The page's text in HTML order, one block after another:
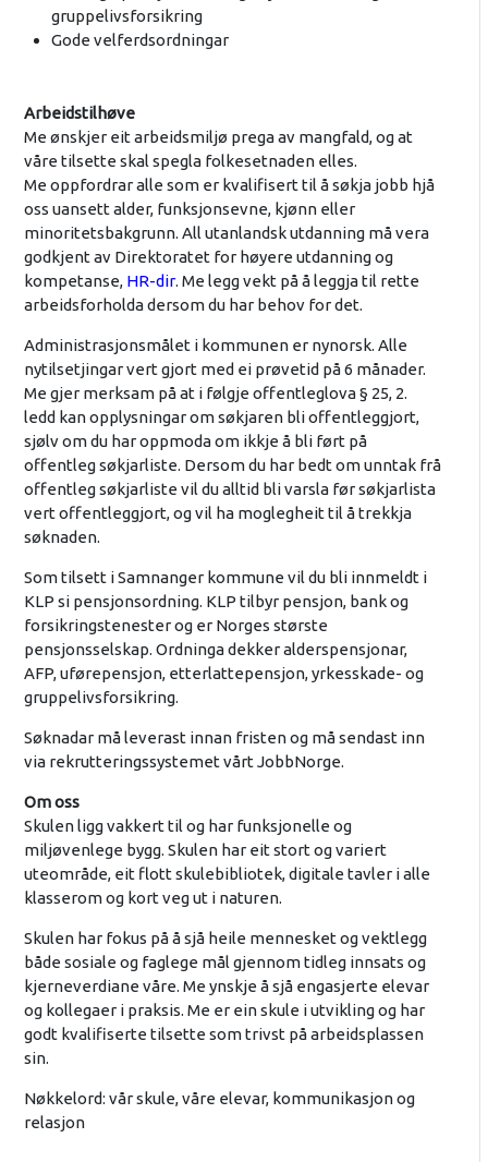
gruppelivsforsikring
Gode velferdsordningar
Arbeidstilhøve
Me ønskjer eit arbeidsmiljø prega av mangfald, og at
våre tilsette skal spegla folkesetnaden elles.
Me oppfordrar alle som er kvalifisert til å søkja jobb hjå
oss uansett alder, funksjonsevne, kjønn eller
minoritetsbakgrunn. All utanlandsk utdanning må vera
godkjent av Direktoratet for høyere utdanning og
kompetanse, HR-dir. Me legg vekt på å leggja til rette
arbeidsforholda dersom du har behov for det.
Administrasjonsmålet i kommunen er nynorsk. Alle
nytilsetjingar vert gjort med ei prøvetid på 6 månader.
Me gjer merksam på at i følgje offentleglova § 25, 2.
ledd kan opplysningar om søkjaren bli offentleggjort,
sjølv om du har oppmoda om ikkje å bli ført på
offentleg søkjarliste. Dersom du har bedt om unntak frå
offentleg søkjarliste vil du alltid bli varsla før søkjarlista
vert offentleggjort, og vil ha moglegheit til å trekkja
søknaden.
Som tilsett i Samnanger kommune vil du bli innmeldt i
KLP si pensjonsordning. KLP tilbyr pensjon, bank og
forsikringstenester og er Norges største
pensjonsselskap. Ordninga dekker alderspensjonar,
AFP, uførepensjon, etterlattepensjon, yrkesskade- og
gruppelivsforsikring.
Søknadar må leverast innan fristen og må sendast inn
via rekrutteringssystemet vårt JobbNorge.
Om oss
Skulen ligg vakkert til og har funksjonelle og
miljøvenlege bygg. Skulen har eit stort og variert
uteområde, eit flott skulebibliotek, digitale tavler i alle
klasserom og kort veg ut i naturen.
Skulen har fokus på å sjå heile mennesket og vektlegg
både sosiale og faglege mål gjennom tidleg innsats og
kjerneverdiane våre. Me ynskje å sjå engasjerte elevar
og kollegaer i praksis. Me er ein skule i utvikling og har
godt kvalifiserte tilsette som trivst på arbeidsplassen
sin.
Nøkkelord: vår skule, våre elevar, kommunikasjon og
relasjon